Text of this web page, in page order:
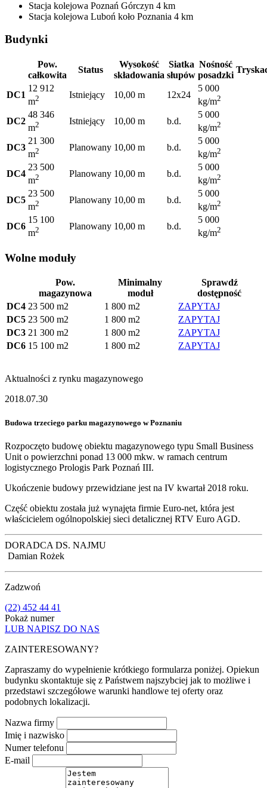
Stacja kolejowa Poznań Górczyn 4 km
Stacja kolejowa Luboń koło Poznania 4 km
Budynki
Pow.
całkowita
Status
Wysokość
składowania
Siatka
słupów
Nośność
posadzki
DC1
12 912
m2 Istniejący 10,00 m 12x24
5 000
kg/m2
DC2
48 346
m2 Istniejący 10,00 m b.d.
5 000
kg/m2
DC3
21 300
m2 Planowany 10,00 m b.d.
5 000
kg/m2
DC4
23 500
m2 Planowany 10,00 m b.d.
5 000
kg/m2
DC5
23 500
m2 Planowany 10,00 m b.d.
5 000
kg/m2
DC6
15 100
m2 Planowany 10,00 m b.d.
5 000
kg/m2
Wolne moduły
Pow.
magazynowa
Minimalny
moduł
Sprawdź
dostępność
DC4 23 500 m2 1 800 m2
ZAPYTAJ
DC5 23 500 m2 1 800 m2
ZAPYTAJ
DC3 21 300 m2 1 800 m2
ZAPYTAJ
DC6 15 100 m2 1 800 m2 ZAPYTAJ
Aktualności z rynku magazynowego
2018.07.30
Budowa trzeciego parku magazynowego w Poznaniu
Rozpoczęto budowę obiektu magazynowego typu Small Business
Unit o powierzchni ponad 13 000 mkw. w ramach centrum
logistycznego Prologis Park Poznań III.
Ukończenie budowy przewidziane jest na IV kwartał 2018 roku.
Część obiektu została już wynajęta firmie Euro-net, która jest
właścicielem ogólnopolskiej sieci detalicznej RTV Euro AGD.
DORADCA DS. NAJMU
Damian Rożek
Zadzwoń
(22) 452 44 41
Pokaż numer
LUB NAPISZ DO NAS
ZAINTERESOWANY?
Zapraszamy do wypełnienie krótkiego formularza poniżej. Opiekun
budynku skontaktuje się z Państwem najszybciej jak to możliwe i
przedstawi szczegółowe warunki handlowe tej oferty oraz
podobnych lokalizacji.
Nazwa firmy
Imię i nazwisko
Numer telefonu
E-mail